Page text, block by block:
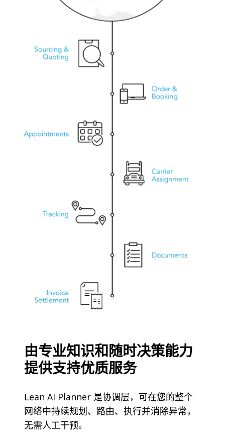
由专业知识和随时决策能力
提供支持优质服务
Lean AI Planner 是协调层，可在您的整个
网络中持续规划、路由、执行并消除异常，
无需人工干预。